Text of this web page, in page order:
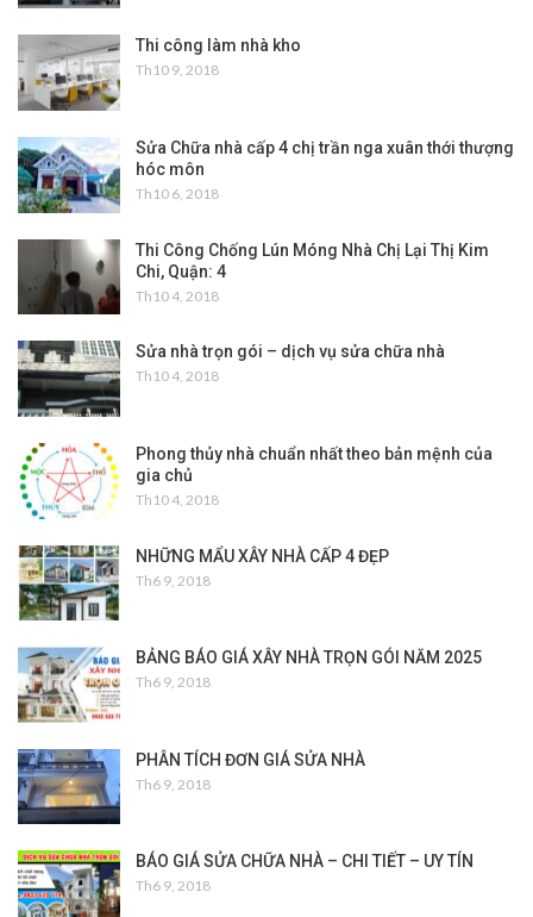
Thi công làm nhà kho
Th10 9, 2018
Sửa Chữa nhà cấp 4 chị trần nga xuân thới thượng
hóc môn
Th10 6, 2018
Thi Công Chống Lún Móng Nhà Chị Lại Thị Kim
Chi, Quận: 4
Th10 4, 2018
Sửa nhà trọn gói – dịch vụ sửa chữa nhà
Th10 4, 2018
Phong thủy nhà chuẩn nhất theo bản mệnh của
gia chủ
Th10 4, 2018
NHỮNG MẨU XÂY NHÀ CẤP 4 ĐẸP
Th6 9, 2018
BẢNG BÁO GIÁ XÂY NHÀ TRỌN GÓI NĂM 2025
Th6 9, 2018
PHÂN TÍCH ĐƠN GIÁ SỬA NHÀ
Th6 9, 2018
BÁO GIÁ SỬA CHỮA NHÀ – CHI TIẾT – UY TÍN
Th6 9, 2018